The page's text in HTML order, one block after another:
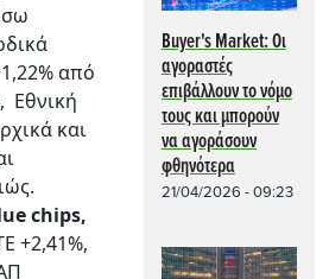
Buyer's Market: Οι
αγοραστές
επιβάλλουν το νόμο
τους και μπορούν
να αγοράσουν
φθηνότερα
21/04/2026 - 09:23
από
Εθνική
και
chips,
+2,41%,